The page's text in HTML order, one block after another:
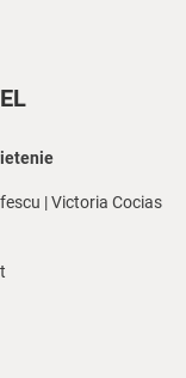
| Victoria Cocias